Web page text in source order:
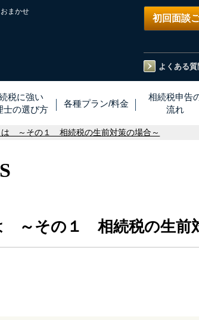
まかせ
初回面談
よくある質
税に強い
士の選び方
各種プラン/料金
相続税申告
流れ
は ～その１ 相続税の生前対策の場合～
～その１ 相続税の生前